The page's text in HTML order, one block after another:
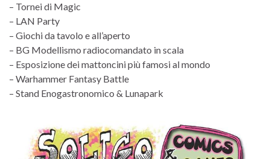
– Tornei di Magic
– LAN Party
– Giochi da tavolo e all’aperto
– BG Modellismo radiocomandato in scala
– Esposizione dei mattoncini più famosi al mondo
– Warhammer Fantasy Battle
– Stand Enogastronomico & Lunapark